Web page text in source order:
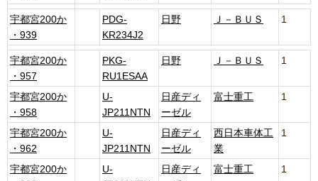
宇都宮200か
・939
PDG-
KR234J2
日野 Ｊ－ＢＵＳ 1
宇都宮200か
・957
PKG-
RU1ESAA
日野 Ｊ－ＢＵＳ 1
宇都宮200か
・958
U-
JP211NTN
日産ディ
ーゼル
富士重工 1
宇都宮200か
・962
U-
JP211NTN
日産ディ
ーゼル
西日本車体工
業
1
宇都宮200か
U-
日産ディ
富士重工 1